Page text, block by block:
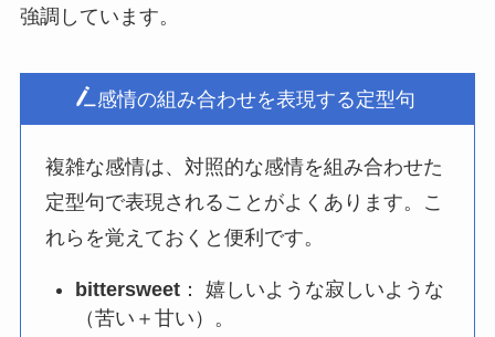
強調しています。
感情の組み合わせを表現する定型句
複雑な感情は、対照的な感情を組み合わせた
定型句で表現されることがよくあります。こ
れらを覚えておくと便利です。
bittersweet ： 嬉しいような寂しいような
（苦い＋甘い）。